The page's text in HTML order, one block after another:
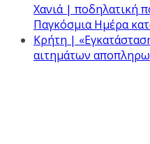
Χανιά | ποδηλατική
Παγκόσμια Ημέρα
Κρήτη |
αιτημάτων